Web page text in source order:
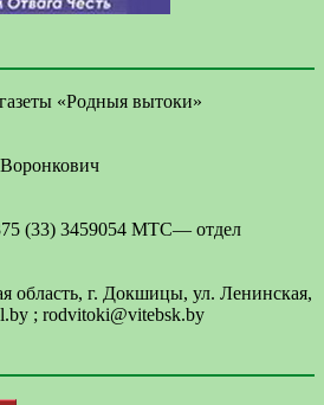
«Родныя вытоки»
(33) 3459054 МТС— отдел
область, г. Докшицы, ул. Ленинская,
; rodvitoki@vitebsk.by